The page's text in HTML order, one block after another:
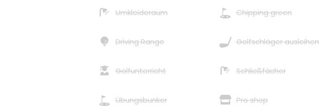
Umkleideraum Chipping green
Driving Range Golfschläger ausleihen
Golfunterricht Schließfächer
Übungsbunker Pro shop